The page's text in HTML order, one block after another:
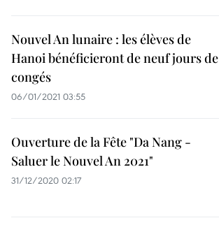
Nouvel An lunaire : les élèves de
Hanoi bénéficieront de neuf jours de
congés
06/01/2021 03:55
Ouverture de la Fête "Da Nang -
Saluer le Nouvel An 2021"
31/12/2020 02:17